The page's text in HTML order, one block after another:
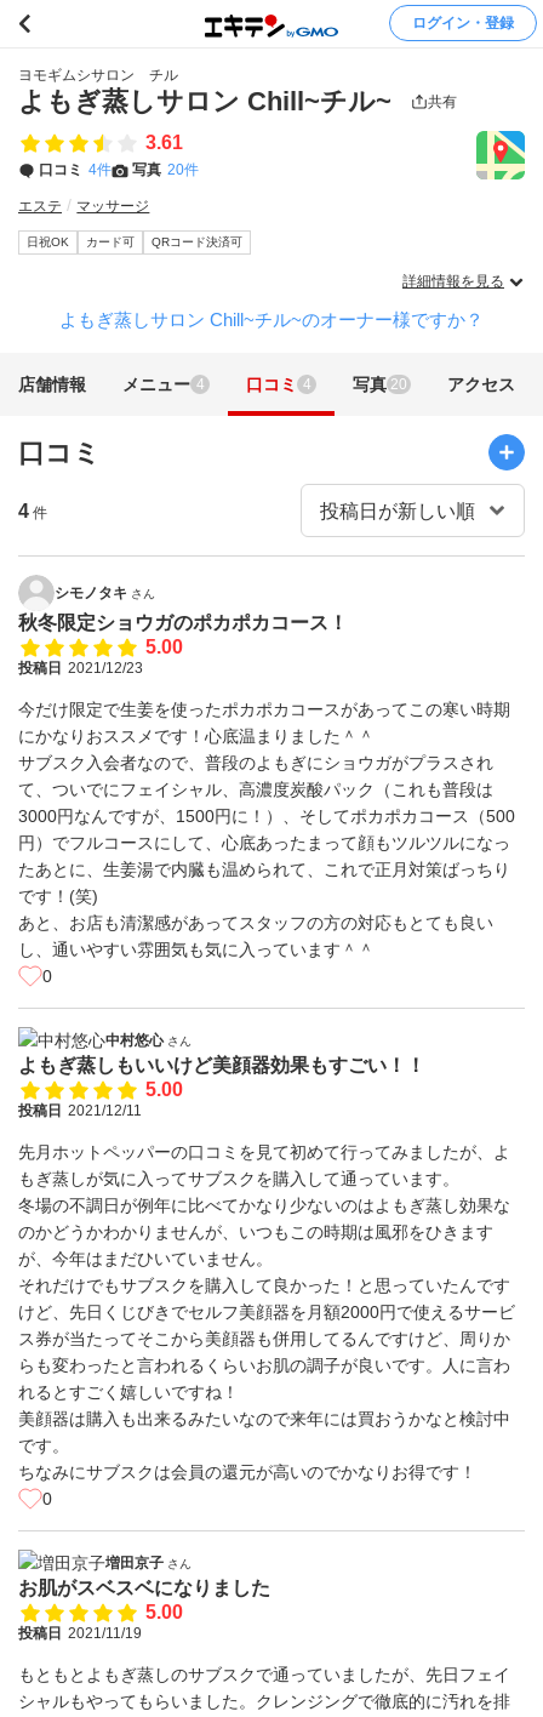
ログイン・登録
ヨモギムシサロン チル
よもぎ蒸しサロン Chill~チル~ 共有
3.61
口コミ 4件 写真 20件
エステ マッサージ
日祝OK カード可 QRコード決済可
詳細情報を見る
よもぎ蒸しサロン Chill~チル~のオーナー様ですか？
店舗情報 メニュー 4 口コミ 4 写真 20 アクセス
口コミ
4 件
シモノタキ さん
秋冬限定ショウガのポカポカコース！
5.00
投稿日 2021/12/23
今だけ限定で生姜を使ったポカポカコースがあってこの寒い時期
にかなりおススメです！心底温まりました＾＾
サブスク入会者なので、普段のよもぎにショウガがプラスされ
て、ついでにフェイシャル、高濃度炭酸パック（これも普段は
3000円なんですが、1500円に！）、そしてポカポカコース（500
円）でフルコースにして、心底あったまって顔もツルツルになっ
たあとに、生姜湯で内臓も温められて、これで正月対策ばっちり
です！(笑)
あと、お店も清潔感があってスタッフの方の対応もとても良い
し、通いやすい雰囲気も気に入っています＾＾
0
中村悠心 さん
よもぎ蒸しもいいけど美顔器効果もすごい！！
5.00
投稿日 2021/12/11
先月ホットペッパーの口コミを見て初めて行ってみましたが、よ
もぎ蒸しが気に入ってサブスクを購入して通っています。
冬場の不調日が例年に比べてかなり少ないのはよもぎ蒸し効果な
のかどうかわかりませんが、いつもこの時期は風邪をひきます
が、今年はまだひいていません。
それだけでもサブスクを購入して良かった！と思っていたんです
けど、先日くじびきでセルフ美顔器を月額2000円で使えるサービ
ス券が当たってそこから美顔器も併用してるんですけど、周りか
らも変わったと言われるくらいお肌の調子が良いです。人に言わ
れるとすごく嬉しいですね！
美顔器は購入も出来るみたいなので来年には買おうかなと検討中
です。
ちなみにサブスクは会員の還元が高いのでかなりお得です！
0
増田京子 さん
お肌がスベスベになりました
5.00
投稿日 2021/11/19
もともとよもぎ蒸しのサブスクで通っていましたが、先日フェイ
シャルもやってもらいました。クレンジングで徹底的に汚れを排